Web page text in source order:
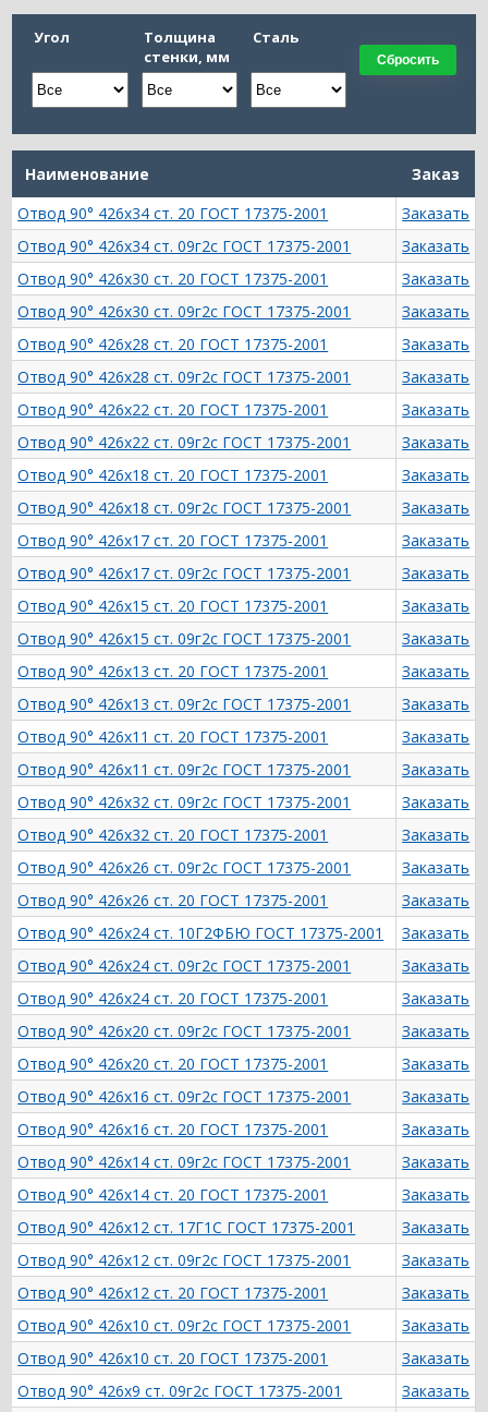
Угол
Толщина
стенки, мм
Сталь
Сбросить
Наименование
Заказ
Отвод 90° 426х34 ст. 20 ГОСТ 17375-2001
Заказать
Отвод 90° 426х34 ст. 09г2с ГОСТ 17375-2001
Заказать
Отвод 90° 426х30 ст. 20 ГОСТ 17375-2001
Заказать
Отвод 90° 426х30 ст. 09г2с ГОСТ 17375-2001
Заказать
Отвод 90° 426х28 ст. 20 ГОСТ 17375-2001
Заказать
Отвод 90° 426х28 ст. 09г2с ГОСТ 17375-2001
Заказать
Отвод 90° 426х22 ст. 20 ГОСТ 17375-2001
Заказать
Отвод 90° 426х22 ст. 09г2с ГОСТ 17375-2001
Заказать
Отвод 90° 426х18 ст. 20 ГОСТ 17375-2001
Заказать
Отвод 90° 426х18 ст. 09г2с ГОСТ 17375-2001
Заказать
Отвод 90° 426х17 ст. 20 ГОСТ 17375-2001
Заказать
Отвод 90° 426х17 ст. 09г2с ГОСТ 17375-2001
Заказать
Отвод 90° 426х15 ст. 20 ГОСТ 17375-2001
Заказать
Отвод 90° 426х15 ст. 09г2с ГОСТ 17375-2001
Заказать
Отвод 90° 426х13 ст. 20 ГОСТ 17375-2001
Заказать
Отвод 90° 426х13 ст. 09г2с ГОСТ 17375-2001
Заказать
Отвод 90° 426х11 ст. 20 ГОСТ 17375-2001
Заказать
Отвод 90° 426х11 ст. 09г2с ГОСТ 17375-2001
Заказать
Отвод 90° 426х32 ст. 09г2с ГОСТ 17375-2001
Заказать
Отвод 90° 426х32 ст. 20 ГОСТ 17375-2001
Заказать
Отвод 90° 426х26 ст. 09г2с ГОСТ 17375-2001
Заказать
Отвод 90° 426х26 ст. 20 ГОСТ 17375-2001
Заказать
Отвод 90° 426х24 ст. 10Г2ФБЮ ГОСТ 17375-2001
Заказать
Отвод 90° 426х24 ст. 09г2с ГОСТ 17375-2001
Заказать
Отвод 90° 426х24 ст. 20 ГОСТ 17375-2001
Заказать
Отвод 90° 426х20 ст. 09г2с ГОСТ 17375-2001
Заказать
Отвод 90° 426х20 ст. 20 ГОСТ 17375-2001
Заказать
Отвод 90° 426х16 ст. 09г2с ГОСТ 17375-2001
Заказать
Отвод 90° 426х16 ст. 20 ГОСТ 17375-2001
Заказать
Отвод 90° 426х14 ст. 09г2с ГОСТ 17375-2001
Заказать
Отвод 90° 426х14 ст. 20 ГОСТ 17375-2001
Заказать
Отвод 90° 426х12 ст. 17Г1С ГОСТ 17375-2001
Заказать
Отвод 90° 426х12 ст. 09г2с ГОСТ 17375-2001
Заказать
Отвод 90° 426х12 ст. 20 ГОСТ 17375-2001
Заказать
Отвод 90° 426х10 ст. 09г2с ГОСТ 17375-2001
Заказать
Отвод 90° 426х10 ст. 20 ГОСТ 17375-2001
Заказать
Отвод 90° 426х9 ст. 09г2с ГОСТ 17375-2001
Заказать